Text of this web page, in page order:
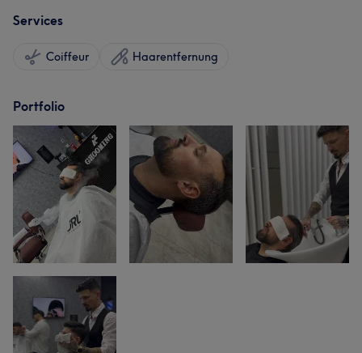
Services
Coiffeur Haarentfernung
Portfolio